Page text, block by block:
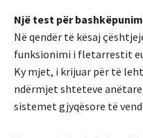
Një test për
Në qendër të kësaj
funksionimi i fletarrestit
Ky mjet, i krijuar për të
ndërmjet shteteve
sistemet gjyqësore të